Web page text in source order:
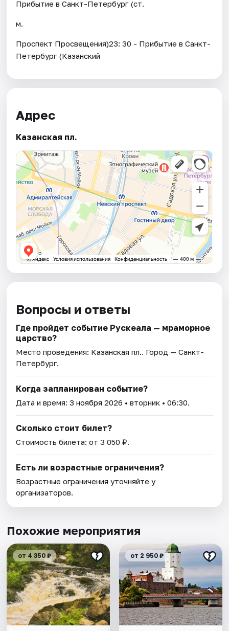
Прибытие в Санкт-Петербург (ст.
м.
Проспект Просвещения)23: 30 - Прибытие в Санкт-
Петербург (Казанский
Адрес
Казанская пл.
Вопросы и ответы
Где пройдет событие Рускеала — мраморное
царство?
Место проведения: Казанская пл.. Город — Санкт-
Петербург.
Когда запланирован событие?
Дата и время:3 ноября 2026 • вторник • 06:30.
Сколько стоит билет?
Стоимость билета: от 3 050 ₽.
Есть ли возрастные ограничения?
Возрастные ограничения уточняйте у
организаторов.
Похожие мероприятия
от 4 350 ₽ от 2 950 ₽